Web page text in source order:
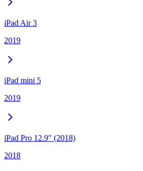
iPad Air 3
2019
iPad mini 5
2019
iPad Pro 12.9" (2018)
2018